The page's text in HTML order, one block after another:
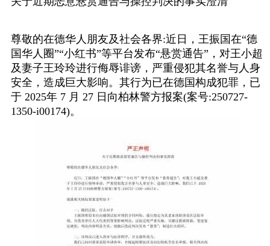
尊敬的在德华人朋友及社会各界:近日，王振国在“德
国华人圈”“小红书”等平台发布“悬赏通告”，对王小超
及妻子王玲玲进行侮辱诽谤，严重侵犯其名誉与人身
安全，造成巨大影响。其行为已在德国构成犯罪，已
于 2025年 7 月 27 日向柏林警方报案(案号:250727-
1350-i00174)。